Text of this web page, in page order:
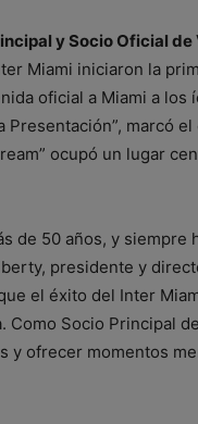
y Socio Oficial de
Miami iniciaron la
oficial a Miami a los
marcó
ocupó un lugar
de 50 años, y
presidente y
el éxito del Inter
Como Socio Principal
y ofrecer momentos